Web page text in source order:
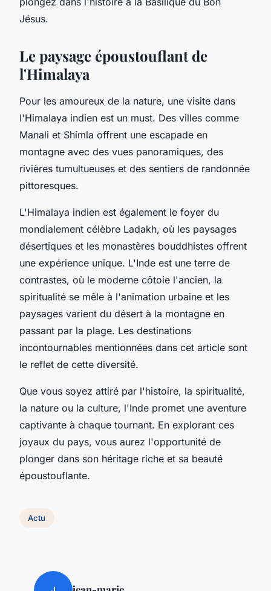
Jésus.
Le paysage époustouflant de
l'Himalaya
Pour les amoureux de la nature, une visite dans
l'Himalaya indien est un must. Des villes comme
Manali et Shimla offrent une escapade en
montagne avec des vues panoramiques, des
rivières tumultueuses et des sentiers de randonnée
pittoresques.
L'Himalaya indien est également le foyer du
mondialement célèbre Ladakh, où les paysages
désertiques et les monastères bouddhistes offrent
une expérience unique. L'Inde est une terre de
contrastes, où le moderne côtoie l'ancien, la
spiritualité se mêle à l'animation urbaine et les
paysages varient du désert à la montagne en
passant par la plage. Les destinations
incontournables mentionnées dans cet article sont
le reflet de cette diversité.
Que vous soyez attiré par l'histoire, la spiritualité,
la nature ou la culture, l'Inde promet une aventure
captivante à chaque tournant. En explorant ces
joyaux du pays, vous aurez l'opportunité de
plonger dans son héritage riche et sa beauté
époustouflante.
Actu